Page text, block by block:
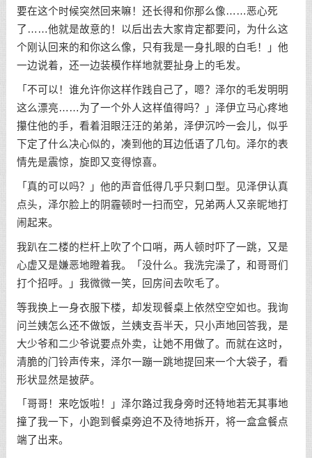
要在这个时候突然回来嘛！还长得和你那么像……恶心死
了……他就是故意的！以后出去大家肯定都要问，为什么这
个刚认回来的和你这么像，只有我是一身扎眼的白毛！」他
一边说着，还一边装模作样地就要扯身上的毛发。
「不可以！谁允许你这样作践自己了，嗯？泽尔的毛发明明
这么漂亮……为了一个外人这样值得吗？」泽伊立马心疼地
攥住他的手，看着泪眼汪汪的弟弟，泽伊沉吟一会儿，似乎
下定了什么决心似的，凑到他的耳边低语了几句。泽尔的表
情先是震惊，旋即又变得惊喜。
「真的可以吗？」他的声音低得几乎只剩口型。见泽伊认真
点头，泽尔脸上的阴霾顿时一扫而空，兄弟两人又亲昵地打
闹起来。
我趴在二楼的栏杆上吹了个口哨，两人顿时吓了一跳，又是
心虚又是嫌恶地瞪着我。「没什么。我洗完澡了，和哥哥们
打个招呼。」我微微一笑，回房间去吹毛了。
等我换上一身衣服下楼，却发现餐桌上依然空空如也。我询
问兰姨怎么还不做饭，兰姨支吾半天，只小声地回答我，是
大少爷和二少爷说要点外卖，让她不用做了。而就在这时，
清脆的门铃声传来，泽尔一蹦一跳地提回来一个大袋子，看
形状显然是披萨。
「哥哥！来吃饭啦！」泽尔路过我身旁时还特地若无其事地
撞了我一下，小跑到餐桌旁迫不及待地拆开，将一盒盒餐点
端了出来。